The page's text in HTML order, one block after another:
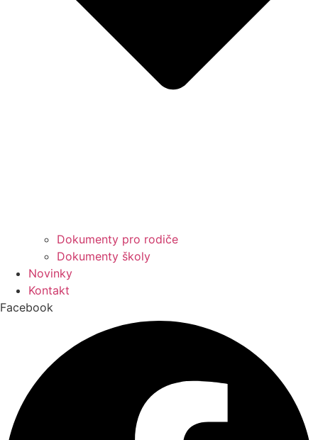
Dokumenty pro rodiče
Dokumenty školy
Novinky
Kontakt
Facebook